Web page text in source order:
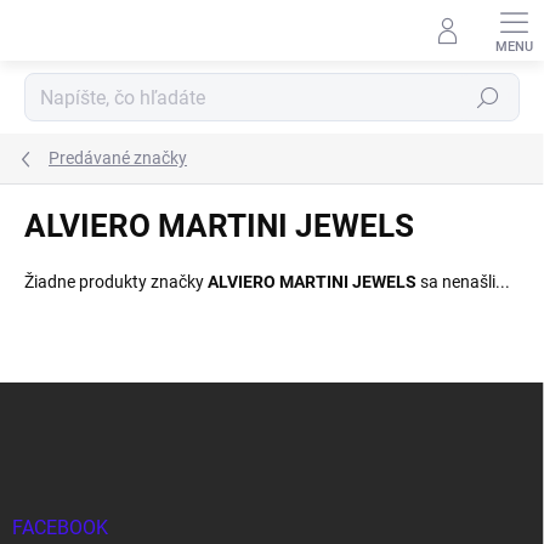
Hľadať
Predávané značky
ALVIERO MARTINI JEWELS
Žiadne produkty značkyALVIERO MARTINI JEWELS sa nenašli...
FACEBOOK